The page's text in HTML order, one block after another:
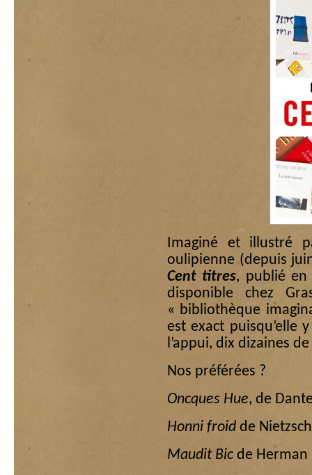
Imaginé et illustré
oulipienne (depuis
Cent titres, publié en
disponible chez
« bibliothèque
est exact puisqu’elle
l’appui, dix dizaines
Nos préférées ?
Oncques Hue, de
Honni froid de
Maudit Bic de Herman